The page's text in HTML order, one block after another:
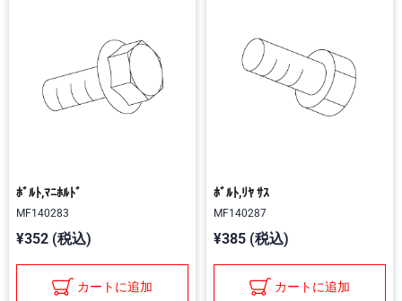
ﾎﾞﾙﾄ,ﾏﾆﾎﾙﾄﾞ
MF140283
¥352 (税込)
カートに追加
ﾎﾞﾙﾄ,ﾘﾔ ｻｽ
MF140287
¥385 (税込)
カートに追加